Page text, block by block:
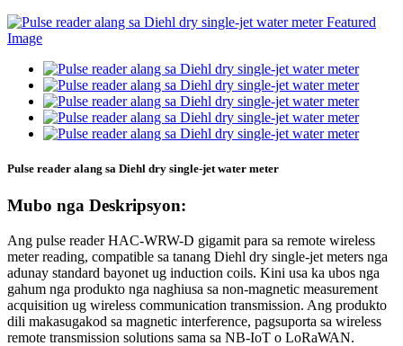
Pulse reader alang sa Diehl dry single-jet water meter
Mubo nga Deskripsyon:
Ang pulse reader HAC-WRW-D gigamit para sa remote wireless
meter reading, compatible sa tanang Diehl dry single-jet meters nga
adunay standard bayonet ug induction coils. Kini usa ka ubos nga
gahum nga produkto nga naghiusa sa non-magnetic measurement
acquisition ug wireless communication transmission. Ang produkto
dili makasugakod sa magnetic interference, pagsuporta sa wireless
remote transmission solutions sama sa NB-IoT o LoRaWAN.